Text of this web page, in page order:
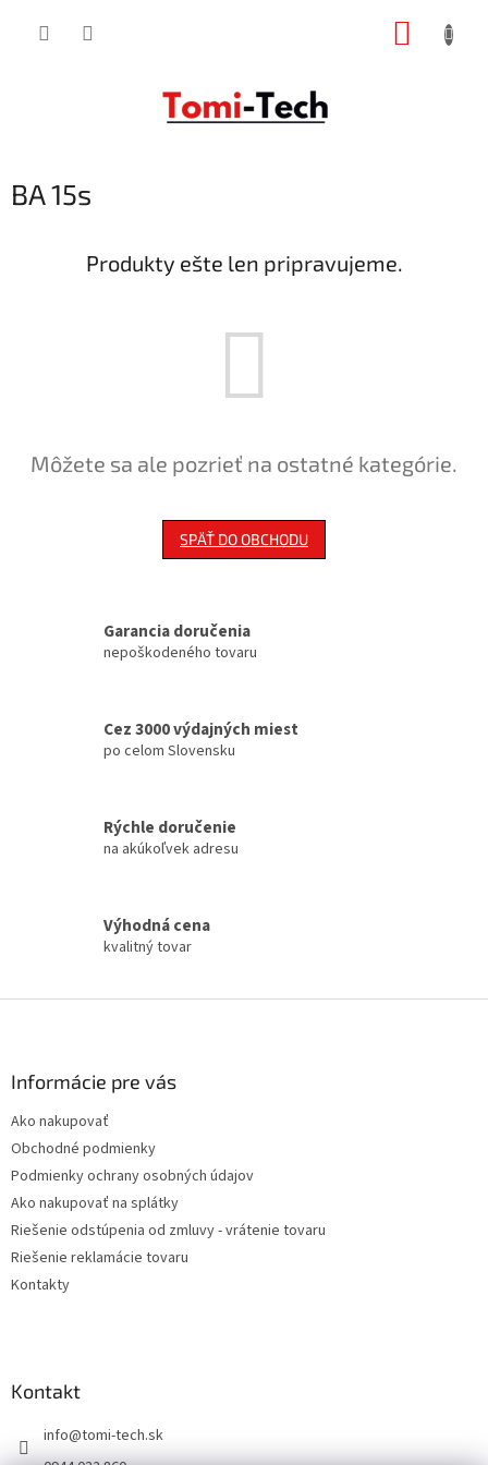
BA 15s
Produkty ešte len pripravujeme.
Môžete sa ale pozrieť na ostatné kategórie.
SPÄŤ DO OBCHODU
Garancia doručenia
nepoškodeného tovaru
Cez 3000 výdajných miest
po celom Slovensku
Rýchle doručenie
na akúkoľvek adresu
Výhodná cena
kvalitný tovar
Informácie pre vás
Ako nakupovať
Obchodné podmienky
Podmienky ochrany osobných údajov
Ako nakupovať na splátky
Riešenie odstúpenia od zmluvy - vrátenie tovaru
Riešenie reklamácie tovaru
Kontakty
Kontakt
info@tomi-tech.sk